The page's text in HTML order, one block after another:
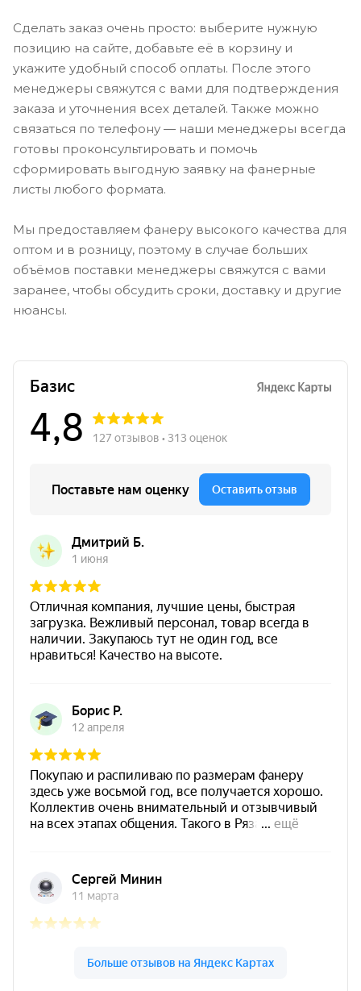
Сделать заказ очень просто: выберите нужную
позицию на сайте, добавьте её в корзину и
укажите удобный способ оплаты. После этого
менеджеры свяжутся с вами для подтверждения
заказа и уточнения всех деталей. Также можно
связаться по телефону — наши менеджеры всегда
готовы проконсультировать и помочь
сформировать выгодную заявку на фанерные
листы любого формата.
Мы предоставляем фанеру высокого качества для
оптом и в розницу, поэтому в случае больших
объёмов поставки менеджеры свяжутся с вами
заранее, чтобы обсудить сроки, доставку и другие
нюансы.